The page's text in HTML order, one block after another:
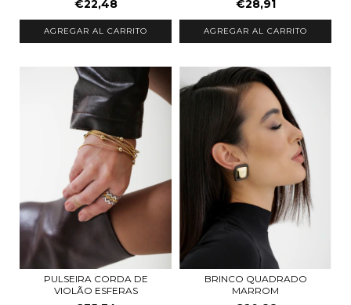
€22,48
AGREGAR AL CARRITO
€28,91
AGREGAR AL CARRITO
PULSEIRA CORDA DE
VIOLÃO ESFERAS
BRINCO QUADRADO
MARROM